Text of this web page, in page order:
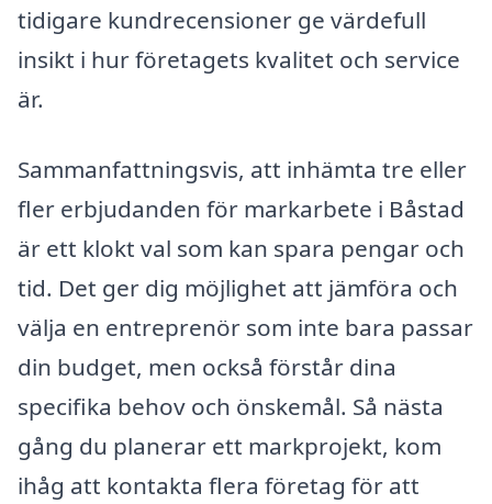
tidigare kundrecensioner ge värdefull
insikt i hur företagets kvalitet och service
är.
Sammanfattningsvis, att inhämta tre eller
fler erbjudanden för markarbete i Båstad
är ett klokt val som kan spara pengar och
tid. Det ger dig möjlighet att jämföra och
välja en entreprenör som inte bara passar
din budget, men också förstår dina
specifika behov och önskemål. Så nästa
gång du planerar ett markprojekt, kom
ihåg att kontakta flera företag för att